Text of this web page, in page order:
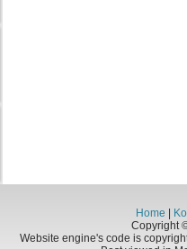
Home
Copyright
Website engine's code is